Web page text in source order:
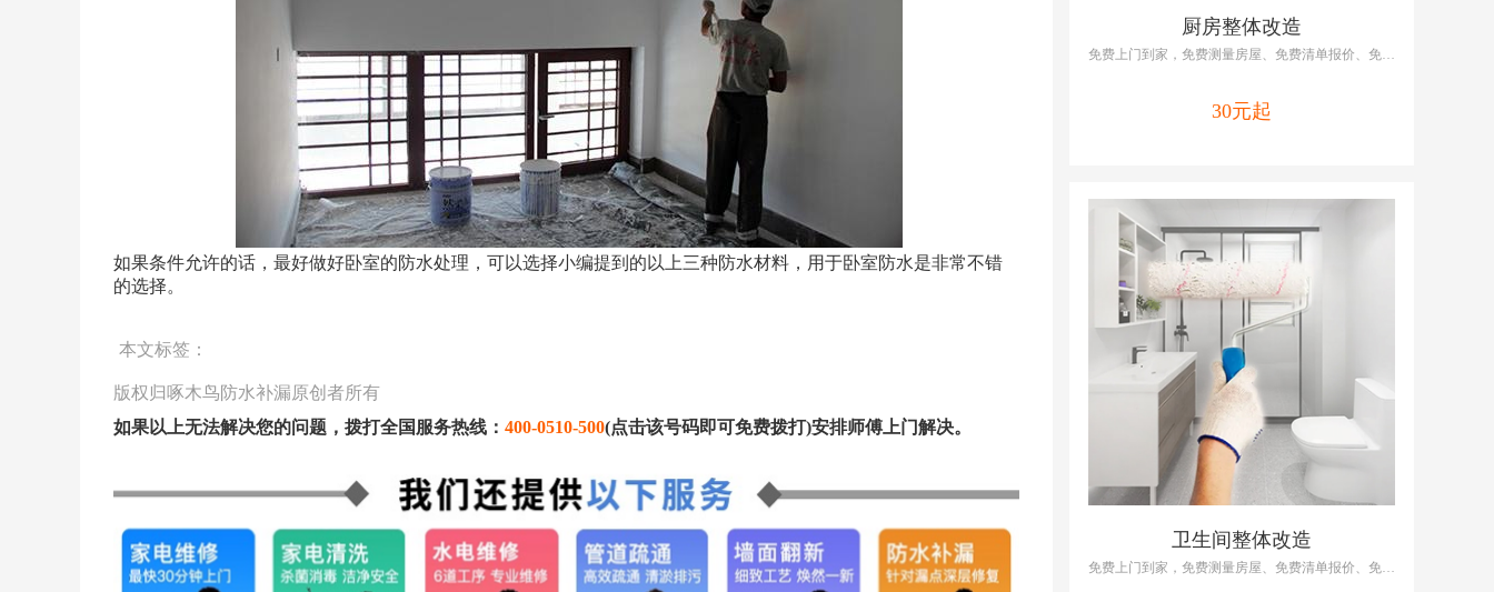
如果条件允许的话，最好做好卧室的防水处理，可以选择小编提到的以上三种防水材料，用于卧室防水是非常不错
的选择。
本文标签：
版权归啄木鸟防水补漏原创者所有
如果以上无法解决您的问题，拨打全国服务热线： 400-0510-500(点击该号码即可免费拨打)安排师傅上门解决。
厨房整体改造
免费上门到家，免费测量房屋、免费清单报价、免费
30元起
卫生间整体改造
免费上门到家，免费测量房屋、免费清单报价、免费